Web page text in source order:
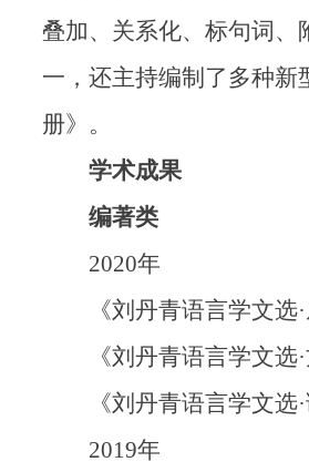
叠加、关系化、标句词、
一，还主持编制了多种
册》。
学术成果
编著类
2020年
《刘丹青语言学文选·
《刘丹青语言学文选·
《刘丹青语言学文选·
2019年